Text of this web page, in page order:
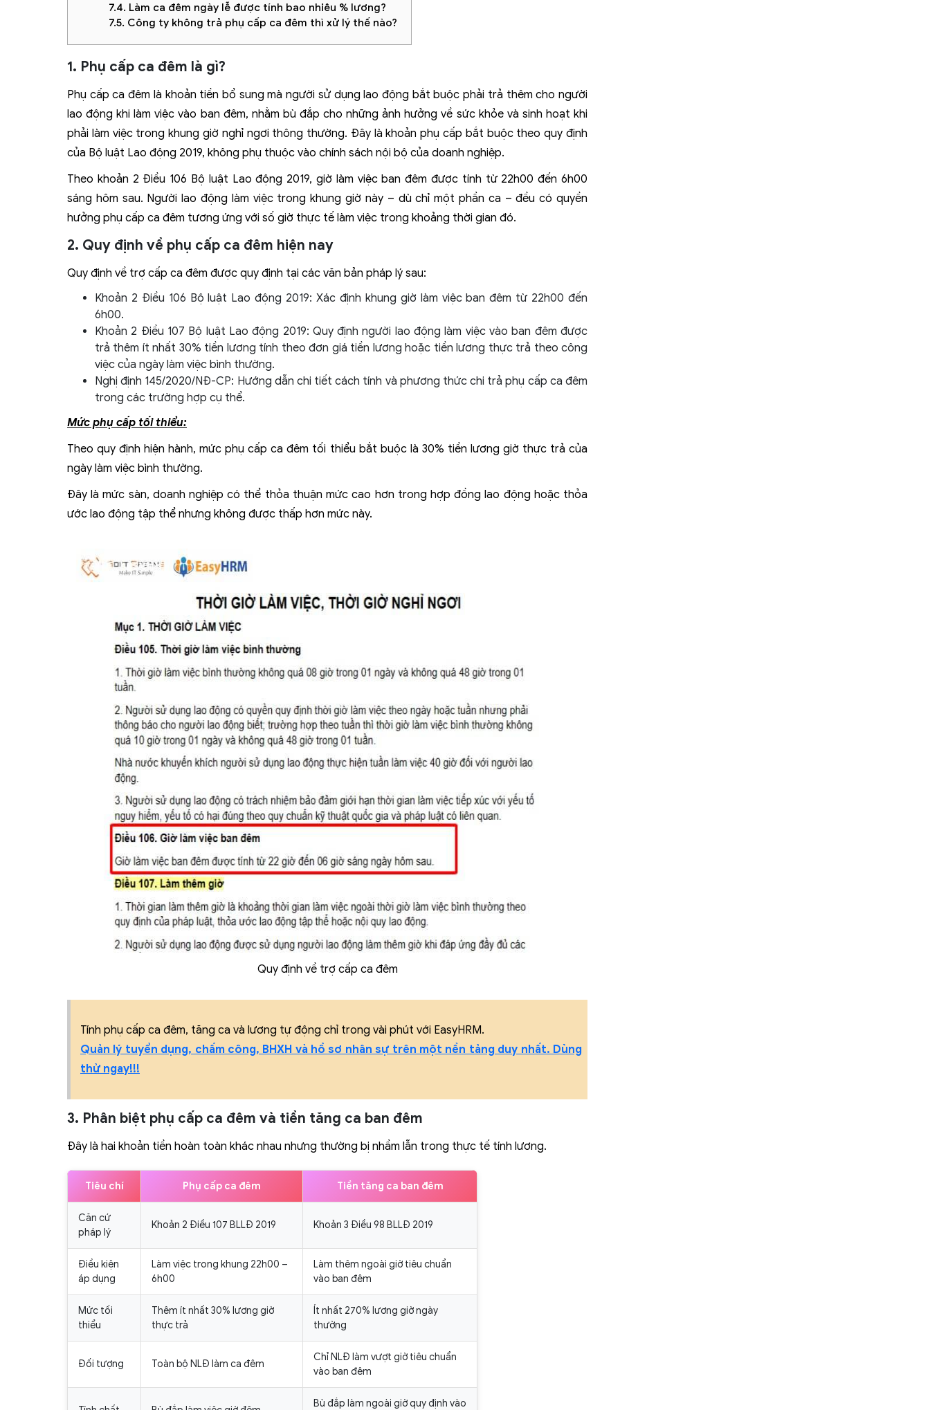
7.4. Làm ca đêm ngày lễ được tính bao nhiêu % lương?
7.5. Công ty không trả phụ cấp ca đêm thì xử lý thế nào?
1. Phụ cấp ca đêm là gì?
Phụ cấp ca đêm là khoản tiền bổ sung mà người sử dụng lao động bắt buộc phải trả thêm cho người
lao động khi làm việc vào ban đêm, nhằm bù đắp cho những ảnh hưởng về sức khỏe và sinh hoạt khi
phải làm việc trong khung giờ nghỉ ngơi thông thường. Đây là khoản phụ cấp bắt buộc theo quy định
của Bộ luật Lao động 2019, không phụ thuộc vào chính sách nội bộ của doanh nghiệp.
Theo khoản 2 Điều 106 Bộ luật Lao động 2019, giờ làm việc ban đêm được tính từ 22h00 đến 6h00
sáng hôm sau. Người lao động làm việc trong khung giờ này – dù chỉ một phần ca – đều có quyền
hưởng phụ cấp ca đêm tương ứng với số giờ thực tế làm việc trong khoảng thời gian đó.
2. Quy định về phụ cấp ca đêm hiện nay
Quy định về trợ cấp ca đêm được quy định tại các văn bản pháp lý sau:
Khoản 2 Điều 106 Bộ luật Lao động 2019: Xác định khung giờ làm việc ban đêm từ 22h00 đến
6h00.
Khoản 2 Điều 107 Bộ luật Lao động 2019: Quy định người lao động làm việc vào ban đêm được
trả thêm ít nhất 30% tiền lương tính theo đơn giá tiền lương hoặc tiền lương thực trả theo công
việc của ngày làm việc bình thường.
Nghị định 145/2020/NĐ-CP: Hướng dẫn chi tiết cách tính và phương thức chi trả phụ cấp ca đêm
trong các trường hợp cụ thể.
Mức phụ cấp tối thiểu:
Theo quy định hiện hành, mức phụ cấp ca đêm tối thiểu bắt buộc là 30% tiền lương giờ thực trả của
ngày làm việc bình thường.
Đây là mức sàn, doanh nghiệp có thể thỏa thuận mức cao hơn trong hợp đồng lao động hoặc thỏa
ước lao động tập thể nhưng không được thấp hơn mức này.
Quy định về trợ cấp ca đêm
Tính phụ cấp ca đêm, tăng ca và lương tự động chỉ trong vài phút với EasyHRM.
Quản lý tuyển dụng, chấm công, BHXH và hồ sơ nhân sự trên một nền tảng duy nhất. Dùng
thử ngay!!!
3. Phân biệt phụ cấp ca đêm và tiền tăng ca ban đêm
Đây là hai khoản tiền hoàn toàn khác nhau nhưng thường bị nhầm lẫn trong thực tế tính lương.
Tiêu chí Phụ cấp ca đêm Tiền tăng ca ban đêm
Căn cứ
pháp lý
Khoản 2 Điều 107 BLLĐ 2019 Khoản 3 Điều 98 BLLĐ 2019
Điều kiện
áp dụng
Làm việc trong khung 22h00 –
6h00
Làm thêm ngoài giờ tiêu chuẩn
vào ban đêm
Mức tối
thiểu
Thêm ít nhất 30% lương giờ
thực trả
Ít nhất 270% lương giờ ngày
thường
Đối tượng Toàn bộ NLĐ làm ca đêm
Chỉ NLĐ làm vượt giờ tiêu chuẩn
vào ban đêm
Bù đắp làm ngoài giờ quy định vào